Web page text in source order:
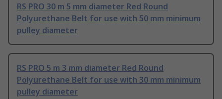
RS PRO 30 m 5 mm diameter Red Round
Polyurethane Belt for use with 50 mm minimum
pulley diameter
RS PRO 5 m 3 mm diameter Red Round
Polyurethane Belt for use with 30 mm minimum
pulley diameter